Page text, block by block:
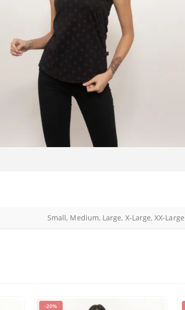
Small, Medium, Large, X-Large, XX-Large
-20%